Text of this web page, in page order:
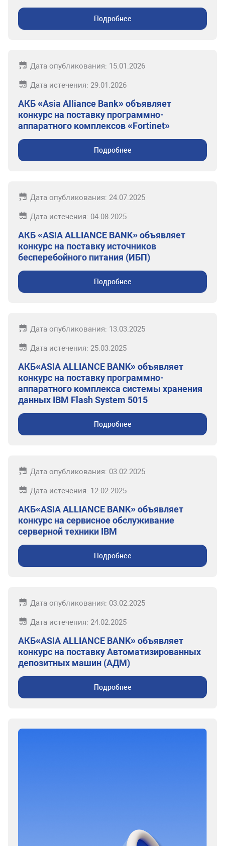
Подробнее
Дата опубликования: 15.01.2026
Дата истечения: 29.01.2026
АКБ «Asia Alliance Bank» объявляет
конкурс на поставку программно-
аппаратного комплексов «Fortinet»
Подробнее
Дата опубликования: 24.07.2025
Дата истечения: 04.08.2025
АКБ «ASIA ALLIANCE BANK» объявляет
конкурс на поставку источников
бесперебойного питания (ИБП)
Подробнее
Дата опубликования: 13.03.2025
Дата истечения: 25.03.2025
АКБ«ASIA ALLIANCE BANK» объявляет
конкурс на поставку программно-
аппаратного комплекса системы хранения
данных IBM Flash System 5015
Подробнее
Дата опубликования: 03.02.2025
Дата истечения: 12.02.2025
АКБ«ASIA ALLIANCE BANK» объявляет
конкурс на сервисное обслуживание
серверной техники IBM
Подробнее
Дата опубликования: 03.02.2025
Дата истечения: 24.02.2025
АКБ«ASIA ALLIANCE BANK» объявляет
конкурс на поставку Автоматизированных
депозитных машин (АДМ)
Подробнее